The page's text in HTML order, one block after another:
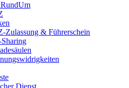
Zulassung & Führerschein
Dienst